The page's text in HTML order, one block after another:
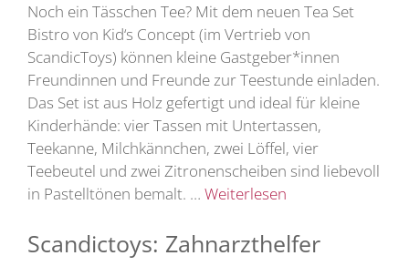
Noch ein Tässchen Tee? Mit dem neuen Tea Set
Bistro von Kid‘s Concept (im Vertrieb von
ScandicToys) können kleine Gastgeber*innen
Freundinnen und Freunde zur Teestunde einladen.
Das Set ist aus Holz gefertigt und ideal für kleine
Kinderhände: vier Tassen mit Untertassen,
Teekanne, Milchkännchen, zwei Löffel, vier
Teebeutel und zwei Zitronenscheiben sind liebevoll
in Pastelltönen bemalt. … Weiterlesen
Scandictoys: Zahnarzthelfer